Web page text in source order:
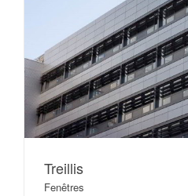
Treillis
Fenêtres